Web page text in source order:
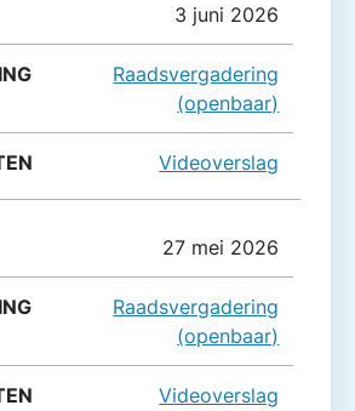
3 juni 2026
Raadsvergadering
(openbaar)
Videoverslag
27 mei 2026
Raadsvergadering
(openbaar)
Videoverslag